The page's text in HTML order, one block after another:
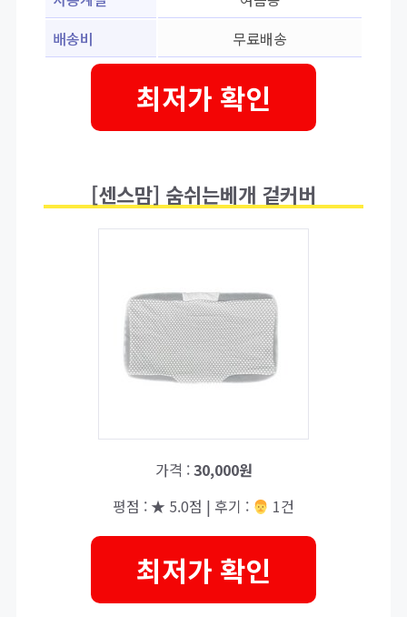
배송비
무료배송
최저가 확인
[센스맘] 숨쉬는베개 겉커버
가격 :30,000원
평점 : ★ 5.0점 | 후기 :
‍‍ 1건
최저가 확인